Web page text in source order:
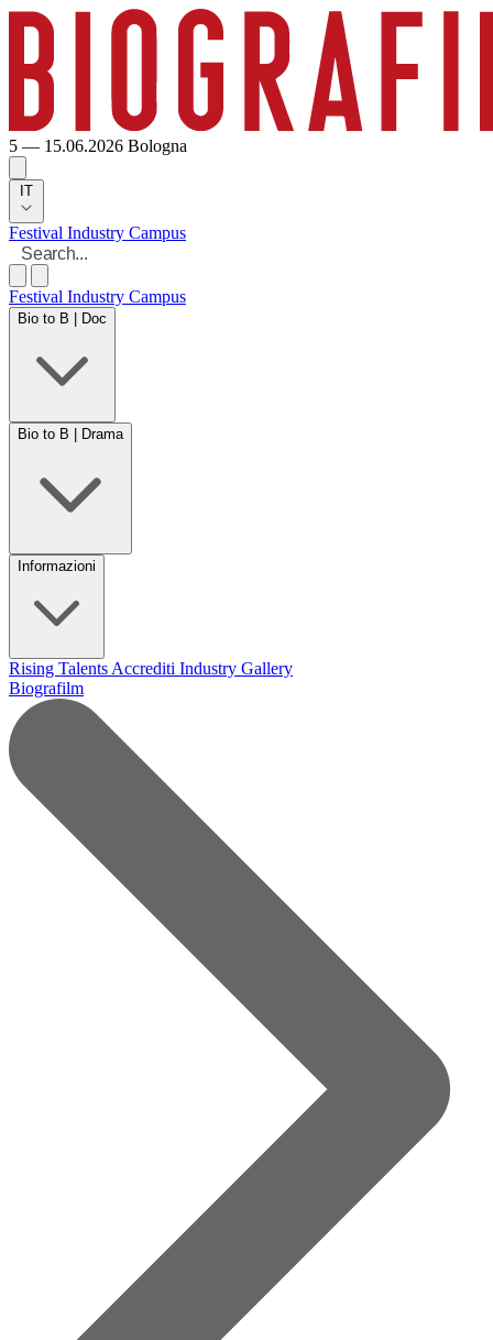
5 — 15.06.2026 Bologna
IT
Festival Industry Campus
Festival Industry Campus
Bio to B | Doc
Bio to B | Drama
Informazioni
Rising Talents Accrediti Industry Gallery
Biografilm